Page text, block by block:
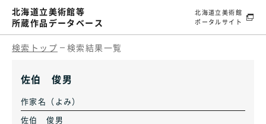
北海道立美術館等
所蔵作品データベース
北海道立美術館
ポータルサイト
検索トップ 検索結果一覧
佐伯 俊男
作家名（よみ）
佐伯 俊男